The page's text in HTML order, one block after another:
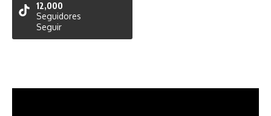
12,000
Seguidores
Seguir